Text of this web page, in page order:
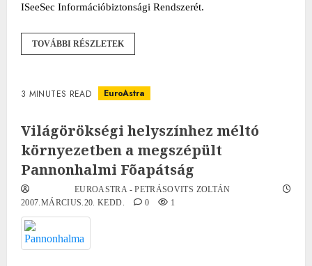
ISeeSec Információbiztonsági Rendszerét.
TOVÁBBI RÉSZLETEK
3 MINUTES READ EuroAstra
Világörökségi helyszínhez méltó
környezetben a megszépült
Pannonhalmi Fõapátság
EUROASTRA - PETRÁSOVITS ZOLTÁN
2007.MÁRCIUS.20. KEDD.
0 1